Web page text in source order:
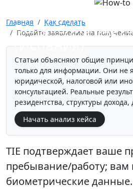
Подайте
получение
(Испания)
Главная
Как сделать
Подайте заявление на
Статьи объясняют общие
только для информации. Они не
юридической, налоговой или
консультацией. Реальные
резидентства, структуры
Начать анализ кейса
TIE подтверждает ваше
пребывание/работу;
биометрические данные.